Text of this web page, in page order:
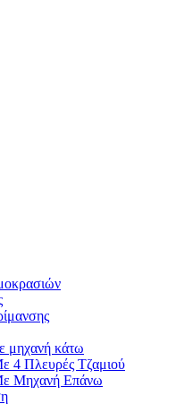
μηχανή κάτω
4 Πλευρές Τζαμιού
Μηχανή Επάνω